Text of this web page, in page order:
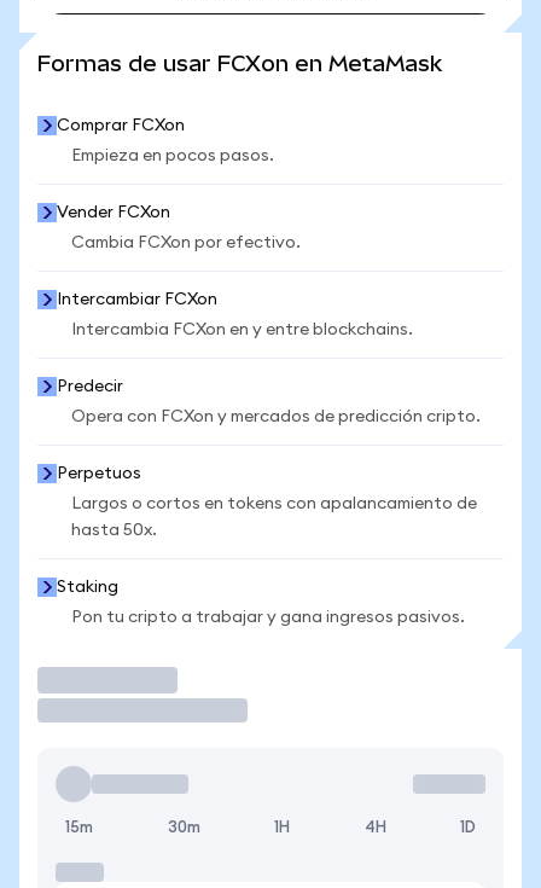
Formas de usar FCXon en MetaMask
Comprar FCXon
Empieza en pocos pasos.
Vender FCXon
Cambia FCXon por efectivo.
Intercambiar FCXon
Intercambia FCXon en y entre blockchains.
Predecir
Opera con FCXon y mercados de predicción cripto.
Perpetuos
Largos o cortos en tokens con apalancamiento de
hasta 50x.
Staking
Pon tu cripto a trabajar y gana ingresos pasivos.
15m 30m 1H 4H 1D